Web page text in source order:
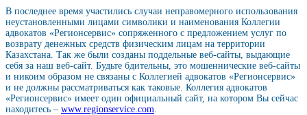
В последнее время участились случаи неправомерного использования
неустановленными лицами символики и наименования Коллегии
адвокатов «Регионсервис» сопряженного с предложением услуг по
возврату денежных средств физическим лицам на территории
Казахстана. Так же были созданы поддельные веб-сайты, выдающие
себя за наш веб-сайт. Будьте бдительны, это мошеннические веб-сайты
и никоим образом не связаны с Коллегией адвокатов «Регионсервис»
и не должны рассматриваться как таковые. Коллегия адвокатов
«Регионсервис» имеет один официальный сайт, на котором Вы сейчас
находитесь – www.regionservice.com